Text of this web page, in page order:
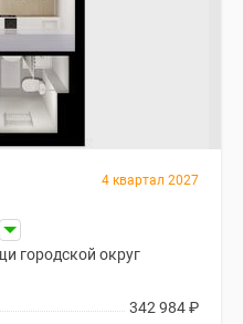
4 квартал 2027
городской округ
342 984₽